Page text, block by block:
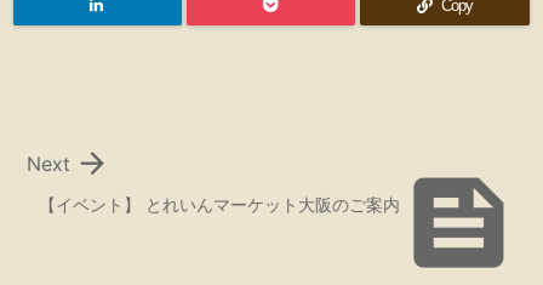
Copy

【イベント】 とれいんマーケット大阪のご案内

Next